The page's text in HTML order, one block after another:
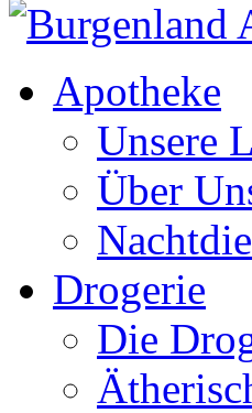
Apotheke
Unsere
Über
Drogerie
Die